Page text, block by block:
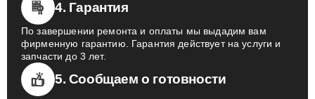
4. Гарантия
По завершении ремонта и оплаты мы выдадим вам
фирменную гарантию. Гарантия действует на услуги и
запчасти до 3 лет.
5. Сообщаем о готовности